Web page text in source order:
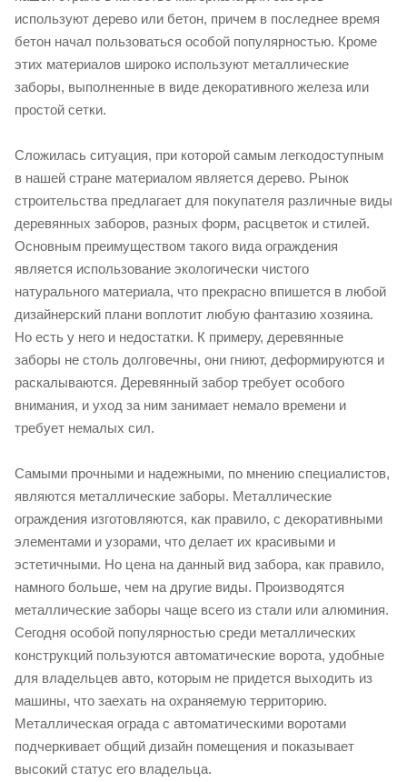
используют дерево или бетон, причем в последнее время
бетон начал пользоваться особой популярностью. Кроме
этих материалов широко используют металлические
заборы, выполненные в виде декоративного железа или
простой сетки.
Сложилась ситуация, при которой самым легкодоступным
в нашей стране материалом является дерево. Рынок
строительства предлагает для покупателя различные виды
деревянных заборов, разных форм, расцветок и стилей.
Основным преимуществом такого вида ограждения
является использование экологически чистого
натурального материала, что прекрасно впишется в любой
дизайнерский плани воплотит любую фантазию хозяина.
Но есть у него и недостатки. К примеру, деревянные
заборы не столь долговечны, они гниют, деформируются и
раскалываются. Деревянный забор требует особого
внимания, и уход за ним занимает немало времени и
требует немалых сил.
Самыми прочными и надежными, по мнению специалистов,
являются металлические заборы. Металлические
ограждения изготовляются, как правило, с декоративными
элементами и узорами, что делает их красивыми и
эстетичными. Но цена на данный вид забора, как правило,
намного больше, чем на другие виды. Производятся
металлические заборы чаще всего из стали или алюминия.
Сегодня особой популярностью среди металлических
конструкций пользуются автоматические ворота, удобные
для владельцев авто, которым не придется выходить из
машины, что заехать на охраняемую территорию.
Металлическая ограда с автоматическими воротами
подчеркивает общий дизайн помещения и показывает
высокий статус его владельца.